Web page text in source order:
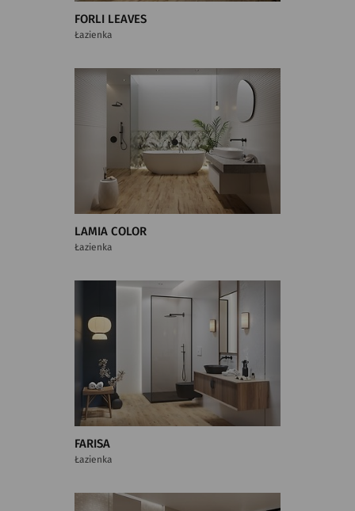
FORLI LEAVES
Łazienka
LAMIA COLOR
Łazienka
FARISA
Łazienka